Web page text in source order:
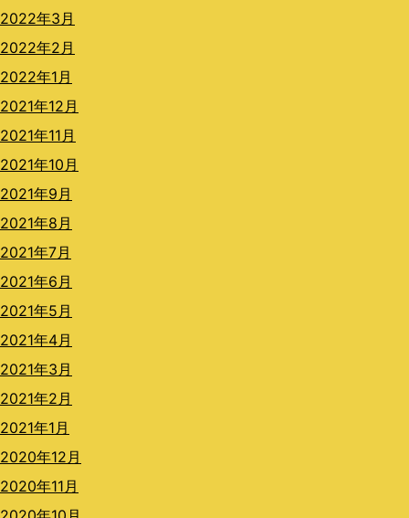
2022年3月
2022年2月
2022年1月
2021年12月
2021年11月
2021年10月
2021年9月
2021年8月
2021年7月
2021年6月
2021年5月
2021年4月
2021年3月
2021年2月
2021年1月
2020年12月
2020年11月